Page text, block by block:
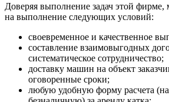
Доверяя выполнение задач этой фирме,
на выполнение следующих условий:
своевременное и качественное
составление взаимовыгодных
систематическое сотрудничество;
доставку машин на объект
оговоренные сроки;
любую удобную форму расчета